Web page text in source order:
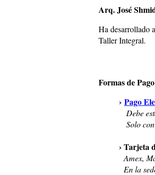
Arq. José
Ha desarrollado
Taller Integral.
Formas de
› Pago
Debe
Solo
› Tarjeta
Amex,
En la